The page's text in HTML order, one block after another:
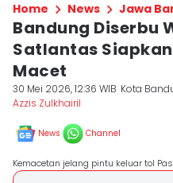
Home News Jawa
Bandung Diserbu
Satlantas
Macet
30 Mei 2026, 12:36 WIB Kota
Azzis Zulkhairil
News Channel
Kemacetan jelang pintu keluar tol